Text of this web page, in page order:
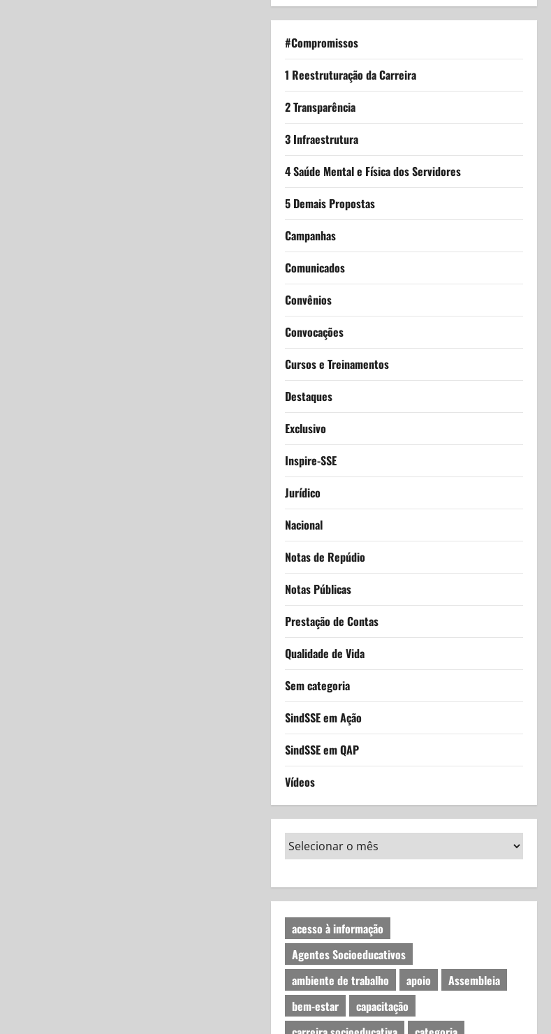
#Compromissos
1 Reestruturação da Carreira
2 Transparência
3 Infraestrutura
4 Saúde Mental e Física dos Servidores
5 Demais Propostas
Campanhas
Comunicados
Convênios
Convocações
Cursos e Treinamentos
Destaques
Exclusivo
Inspire-SSE
Jurídico
Nacional
Notas de Repúdio
Notas Públicas
Prestação de Contas
Qualidade de Vida
Sem categoria
SindSSE em Ação
SindSSE em QAP
Vídeos
acesso à informação
Agentes Socioeducativos
ambiente de trabalho
apoio
Assembleia
bem-estar
capacitação